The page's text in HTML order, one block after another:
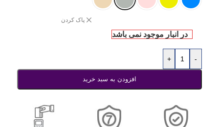
پاک کردن
در انبار موجود نمی باشد
-
+
افزودن به سبد خرید